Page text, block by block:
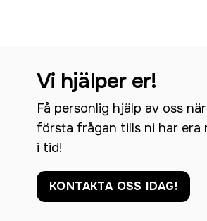
Vi hjälper er!
Få personlig hjälp av oss
första frågan tills ni har era
i tid!
KONTAKTA OSS IDAG!